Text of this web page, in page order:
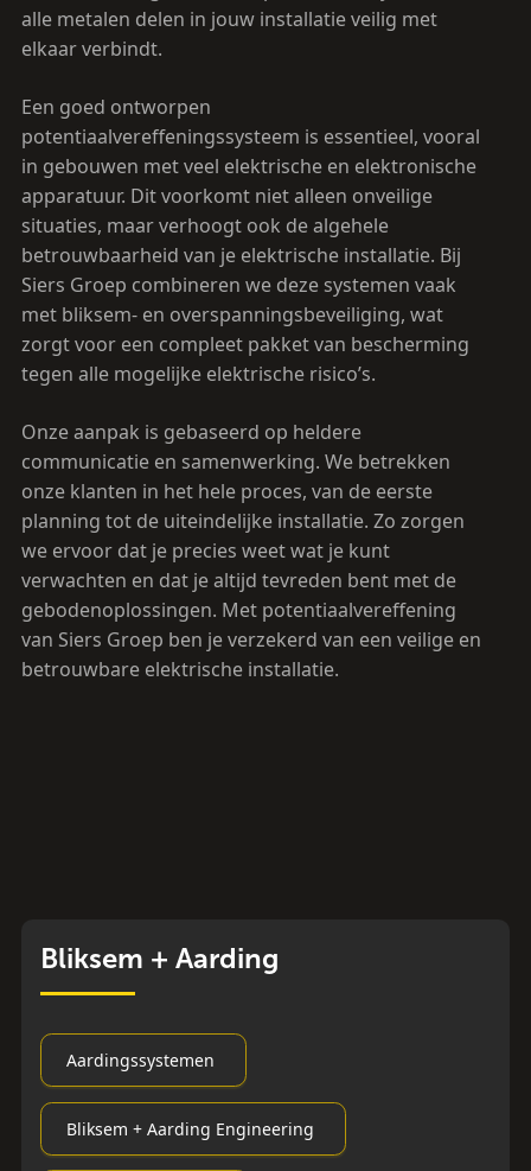
alle metalen delen in jouw installatie veilig met
elkaar verbindt.
Een goed ontworpen
potentiaalvereffeningssysteem is essentieel, vooral
in gebouwen met veel elektrische en elektronische
apparatuur. Dit voorkomt niet alleen onveilige
situaties, maar verhoogt ook de algehele
betrouwbaarheid van je elektrische installatie. Bij
Siers Groep combineren we deze systemen vaak
met bliksem- en overspanningsbeveiliging, wat
zorgt voor een compleet pakket van bescherming
tegen alle mogelijke elektrische risico’s.
Onze aanpak is gebaseerd op heldere
communicatie en samenwerking. We betrekken
onze klanten in het hele proces, van de eerste
planning tot de uiteindelijke installatie. Zo zorgen
we ervoor dat je precies weet wat je kunt
verwachten en dat je altijd tevreden bent met de
gebodenoplossingen. Met potentiaalvereffening
van Siers Groep ben je verzekerd van een veilige en
betrouwbare elektrische installatie.
Bliksem + Aarding
Aardingssystemen
Bliksem + Aarding Engineering